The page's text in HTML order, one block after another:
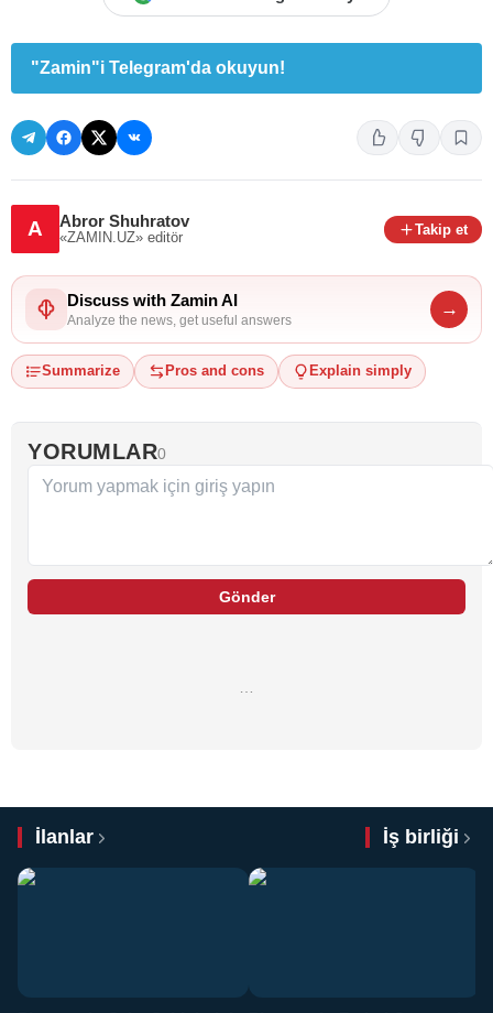
"Zamin"i Telegram'da okuyun!
A Abror Shuhratov
«ZAMIN.UZ» editör
Takip et
Discuss with Zamin AI
Analyze the news, get useful answers
→
Summarize Pros and cons Explain simply
YORUMLAR0
Gönder
İlanlar İş birliği